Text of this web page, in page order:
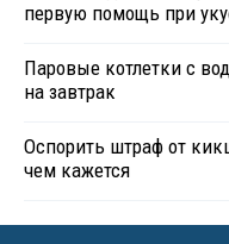
первую помощь при
Паровые котлетки с
на завтрак
Оспорить штраф от
чем кажется